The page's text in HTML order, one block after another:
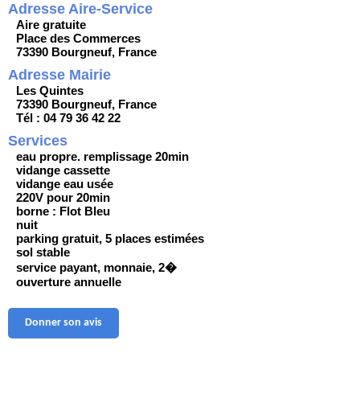
Adresse Aire-Service
Aire gratuite
Place des Commerces
73390 Bourgneuf, France
Adresse Mairie
Les Quintes
73390 Bourgneuf, France
Tél : 04 79 36 42 22
Services
eau propre. remplissage 20min
vidange cassette
vidange eau usée
220V pour 20min
borne : Flot Bleu
nuit
parking gratuit, 5 places estimées
sol stable
service payant, monnaie, 2�
ouverture annuelle
Donner son avis